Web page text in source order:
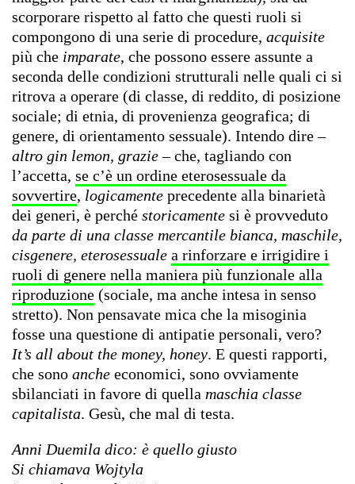
scorporare rispetto al fatto che questi ruoli si
compongono di una serie di procedure, acquisite
più che imparate, che possono essere assunte a
seconda delle condizioni strutturali nelle quali ci si
ritrova a operare (di classe, di reddito, di posizione
sociale; di etnia, di provenienza geografica; di
genere, di orientamento sessuale). Intendo dire –
altro gin lemon, grazie –che, tagliando con
l’accetta, se c’è un ordine eterosessuale da
sovvertire, logicamente precedente alla binarietà
dei generi, è perché storicamente si è provveduto
da parte di una classe mercantile bianca, maschile,
cisgenere, eterosessuale a rinforzare e irrigidire i
ruoli di genere nella maniera più funzionale alla
riproduzione (sociale, ma anche intesa in senso
stretto). Non pensavate mica che la misoginia
fosse una questione di antipatie personali, vero?
It’s all about the money, honey. E questi rapporti,
che sono anche economici, sono ovviamente
sbilanciati in favore di quella maschia classe
capitalista. Gesù, che mal di testa.
Anni Duemila dico: è quello giusto
Si chiamava Wojtyla